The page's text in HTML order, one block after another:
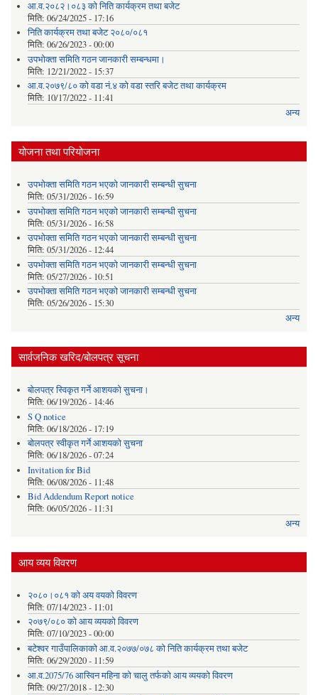
आ.व.२०८२।०८३ को निति कार्यक्रम तथा बजेट
मिति: 06/24/2025 - 17:16
निति कार्यक्रम तथा बजेट २०८०/०८१
मिति: 06/26/2023 - 00:00
उपभोक्ता समिति गठन जानकारी सम्बन्धमा।
मिति: 12/21/2022 - 15:37
आ.व.२०७९/८० को वडा नं.४ को वडा स्तरि बजेट तथा कार्यक्रम
मिति: 10/17/2022 - 11:41
अन्य
योजना तथा परियोजना
उपभोक्ता समिति गठन भएको जानकारी सम्बन्धी सुचना
मिति: 05/31/2026 - 16:59
उपभोक्ता समिति गठन भएको जानकारी सम्बन्धी सुचना
मिति: 05/31/2026 - 16:58
उपभोक्ता समिति गठन भएको जानकारी सम्बन्धी सुचना
मिति: 05/31/2026 - 12:44
उपभोक्ता समिति गठन भएको जानकारी सम्बन्धी सुचना
मिति: 05/27/2026 - 10:51
उपभोक्ता समिति गठन भएको जानकारी सम्बन्धी सुचना
मिति: 05/26/2026 - 15:30
अन्य
सार्वजनिक खरिद/बोलपत्र सूचना
बोलपत्र स्विकृत गर्ने आशयको सुचना।
मिति: 06/19/2026 - 14:46
S Q notice
मिति: 06/18/2026 - 17:19
बोलपत्र स्वीकृत गर्ने आशयको सुचना
मिति: 06/18/2026 - 07:24
Invitation for Bid
मिति: 06/08/2026 - 11:48
Bid Addendum Report notice
मिति: 06/05/2026 - 11:31
अन्य
आय व्यय विवरण
२०८०।०८१ को अय वयको विवरण
मिति: 07/14/2023 - 11:01
२०७९/०८० को आय व्ययको विवरण
मिति: 07/10/2023 - 00:00
बटेश्वर गाउँपालिकाको आ.व.२०७७/०७८ को निति कार्यक्रम तथा बजेट
मिति: 06/29/2020 - 11:59
आ.व.2075/76 आस्विन महिना को चालु तर्फको आय व्ययको विवरण
मिति: 09/27/2018 - 12:30